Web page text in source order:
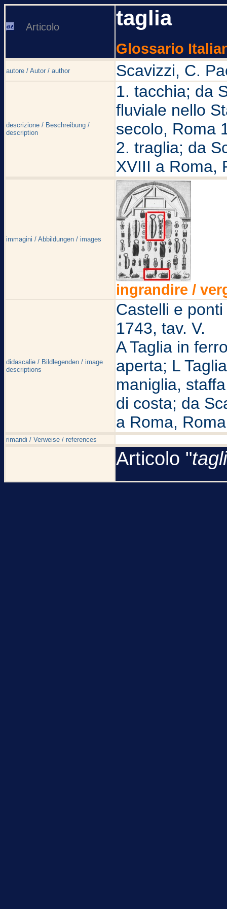
Articolo taglia
Glossario
autore / Autor / author Scavizzi, C.
descrizione / Beschreibung /
description
1. tacchia; da
fluviale nello
secolo, Roma
2. traglia; da
XVIII a Roma,
immagini / Abbildungen / images
ingrandire /
didascalie / Bildlegenden / image
descriptions
Castelli e
1743, tav. V.
A Taglia in
aperta; L
maniglia,
di costa; da
a Roma,
rimandi / Verweise / references
Articolo "